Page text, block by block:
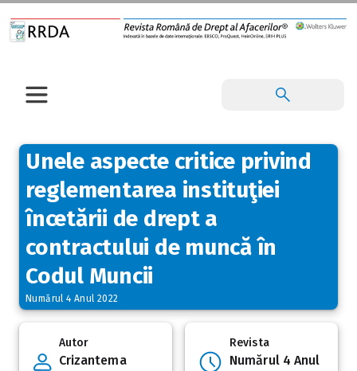
Unele aspecte critice privind
reglementarea instituţiei
încetării de drept a
contractului de muncă în
Codul Muncii
Numărul 4 Anul 2022
Autor
Crizantema
Revista
Numărul 4 Anul